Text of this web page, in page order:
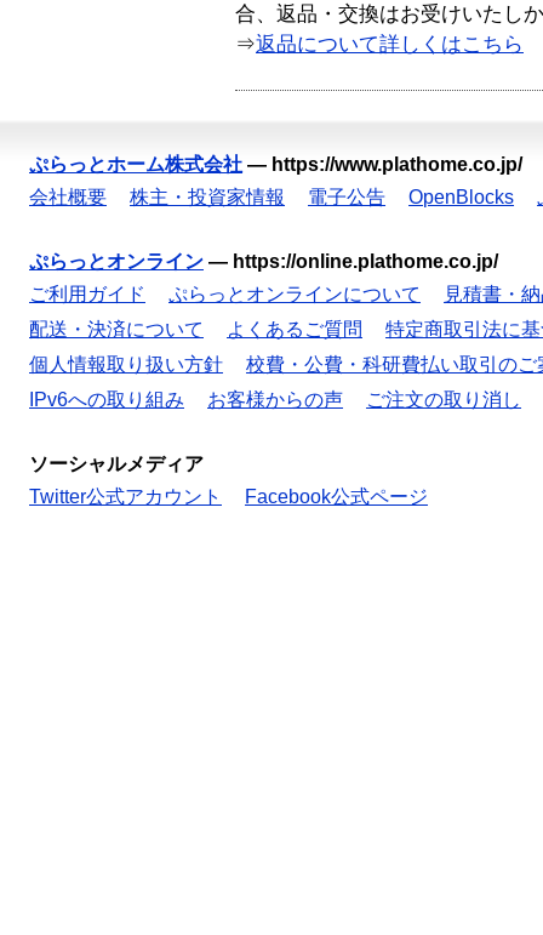
合、返品・交換はお受けいたし
⇒返品について詳しくはこちら
ぷらっとホーム株式会社 — https://www.plathome.co.jp/
会社概要
株主・投資家情報 電子公告 OpenBlocks
ぷらっとオンライン — https://online.plathome.co.jp/
ご利用ガイド
ぷらっとオンラインについて
見積書・
配送・決済について
よくあるご質問
特定商取引法に
個人情報取り扱い方針
校費・公費・科研費払い取引のご
IPv6への取り組み
お客様からの声 ご注文の取り消し
ソーシャルメディア
Twitter公式アカウント
Facebook公式ページ